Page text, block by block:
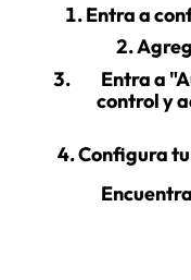
Entra a
Entra a
control y
Configura